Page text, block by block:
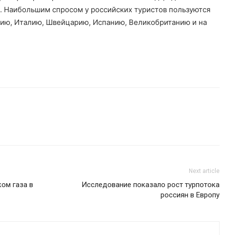
спросом у российских туристов пользуются
Италию, Швейцарию, Испанию, Великобританию и на
газа в
Next article
Исследование показало рост турпотока
россиян в Европу